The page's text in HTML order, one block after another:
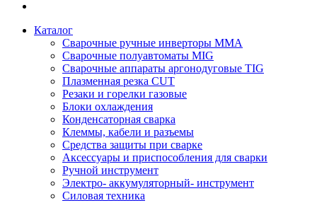
Каталог
Сварочные ручные инверторы MMA
Сварочные полуавтоматы MIG
Сварочные аппараты аргонодуговые TIG
Плазменная резка CUT
Резаки и горелки газовые
Блоки охлаждения
Конденсаторная сварка
Клеммы, кабели и разъемы
Средства защиты при сварке
Аксессуары и приспособления для сварки
Ручной инструмент
Электро- аккумуляторный- инструмент
Силовая техника